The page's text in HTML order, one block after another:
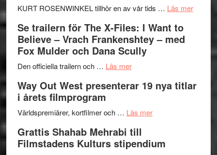
Huskvarna
Park
–
kväll
KURT ROSENWINKEL tillhör en av vår tids … Läs merom
Festival
II
Se trailern för The X-Files: I Want to
Believe – Vrach Frankenshtey – med
Fox Mulder och Dana Scully
Den officiella trailern och … Läs merom
trailern
The
Files:
I
Way Out West presenterar 19 nya titlar
i årets filmprogram
Världspremiärer, kortfilmer och … Läs merom
West
Grattis Shahab Mehrabi till
Filmstadens Kulturs stipendium